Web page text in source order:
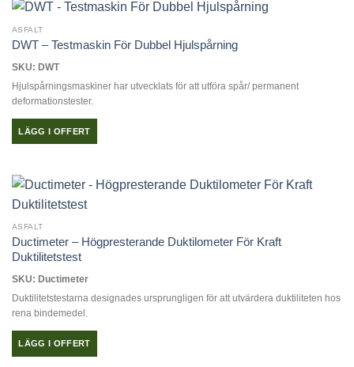
ASFALT
DWT – Testmaskin För Dubbel Hjulspårning
SKU: DWT
Hjulspårningsmaskiner har utvecklats för att utföra spår/ permanent
deformationstester.
LÄGG I OFFERT
ASFALT
Ductimeter – Högpresterande Duktilometer För Kraft
Duktilitetstest
SKU: Ductimeter
Duktilitetstestarna designades ursprungligen för att utvärdera duktiliteten hos
rena bindemedel.
LÄGG I OFFERT